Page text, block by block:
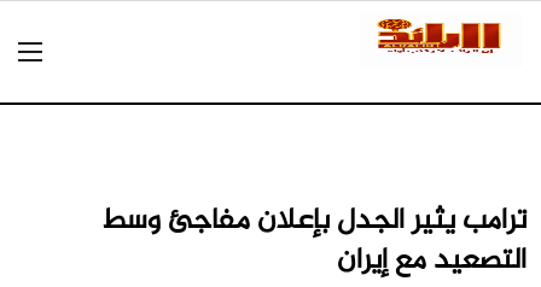
ترامب يثير الجدل بإعلان مفاجئ وسط
التصعيد مع إيران